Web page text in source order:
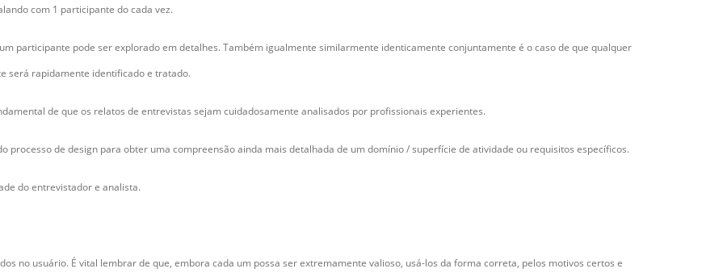
com 1 participante do cada vez.
participante pode ser explorado em detalhes. Também igualmente similarmente identicamente conjuntamente é o caso de que qualquer
será rapidamente identificado e tratado.
de que os relatos de entrevistas sejam cuidadosamente analisados por profissionais experientes.
processo de design para obter uma compreensão ainda mais detalhada de um domínio / superfície de atividade ou requisitos específicos.
do entrevistador e analista.
no usuário. É vital lembrar de que, embora cada um possa ser extremamente valioso, usá-los da forma correta, pelos motivos certos e